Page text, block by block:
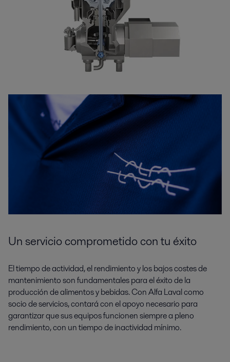
Un servicio comprometido con tu éxito
El tiempo de actividad, el rendimiento y los bajos costes de
mantenimiento son fundamentales para el éxito de la
producción de alimentos y bebidas. Con Alfa Laval como
socio de servicios, contará con el apoyo necesario para
garantizar que sus equipos funcionen siempre a pleno
rendimiento, con un tiempo de inactividad mínimo.